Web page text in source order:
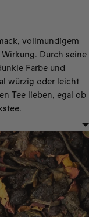
vollmundigem
Durch seine
Farbe und
würzig oder leicht
Tee lieben, egal ob